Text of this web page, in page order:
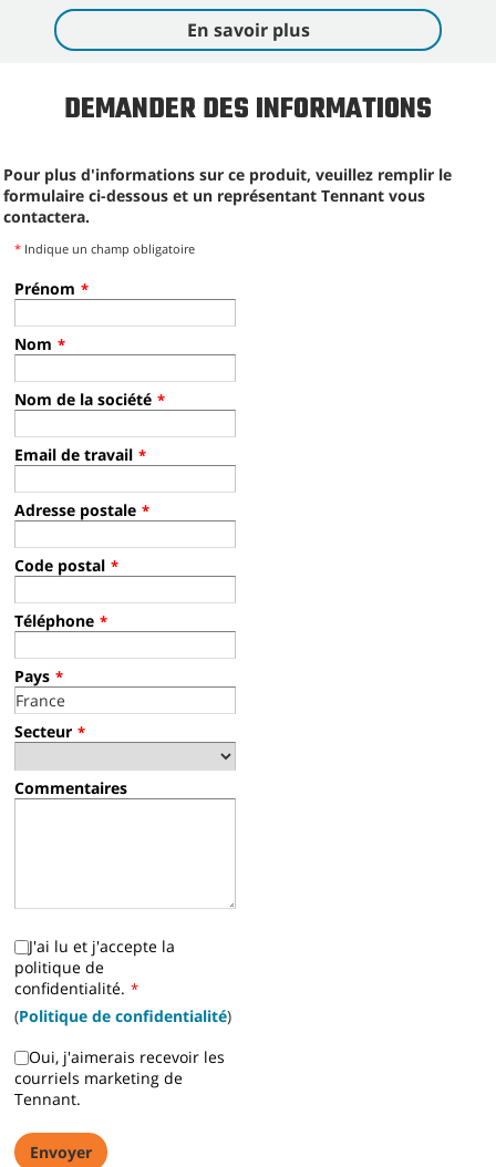
En savoir plus
DEMANDER DES INFORMATIONS
Pour plus d'informations sur ce produit, veuillez remplir le
formulaire ci-dessous et un représentant Tennant vous
contactera.
* Indique un champ obligatoire
Prénom *
Nom *
Nom de la société *
Email de travail *
Adresse postale *
Code postal *
Téléphone *
Pays *
Secteur *
Commentaires
J'ai lu et j'accepte la
politique de
confidentialité. *
(Politique de confidentialité)
Oui, j'aimerais recevoir les
courriels marketing de
Tennant.